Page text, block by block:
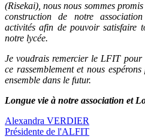
(Risekai), nous nous sommes
construction de notre
activités afin de pouvoir satisfaire
notre lycée.
Je voudrais remercier le LFIT
ce rassemblement et nous
ensemble dans le futur.
Longue vie à notre association et
Alexandra VERDIER
Présidente de l'ALFIT